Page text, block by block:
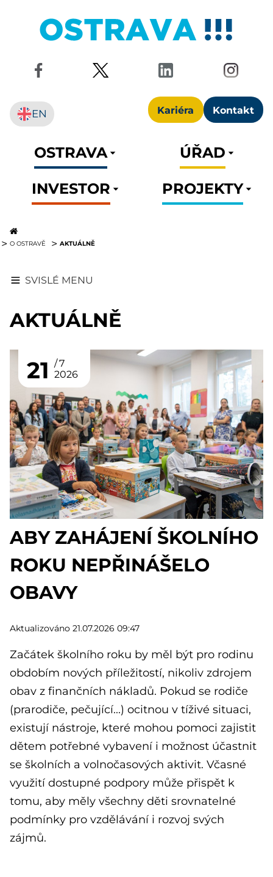
Kariéra Kontakt
EN
OSTRAVA
ÚŘAD
INVESTOR
PROJEKTY
O OSTRAVĚ AKTUÁLNĚ
SVISLÉ MENU
AKTUÁLNĚ
21
7
2026
ABY ZAHÁJENÍ ŠKOLNÍHO
ROKU NEPŘINÁŠELO
OBAVY
Aktualizováno 21.07.2026 09:47
Začátek školního roku by měl být pro rodinu
obdobím nových příležitostí, nikoliv zdrojem
obav z finančních nákladů. Pokud se rodiče
(prarodiče, pečující...) ocitnou v tíživé situaci,
existují nástroje, které mohou pomoci zajistit
dětem potřebné vybavení i možnost účastnit
se školních a volnočasových aktivit. Včasné
využití dostupné podpory může přispět k
tomu, aby měly všechny děti srovnatelné
podmínky pro vzdělávání i rozvoj svých
zájmů.